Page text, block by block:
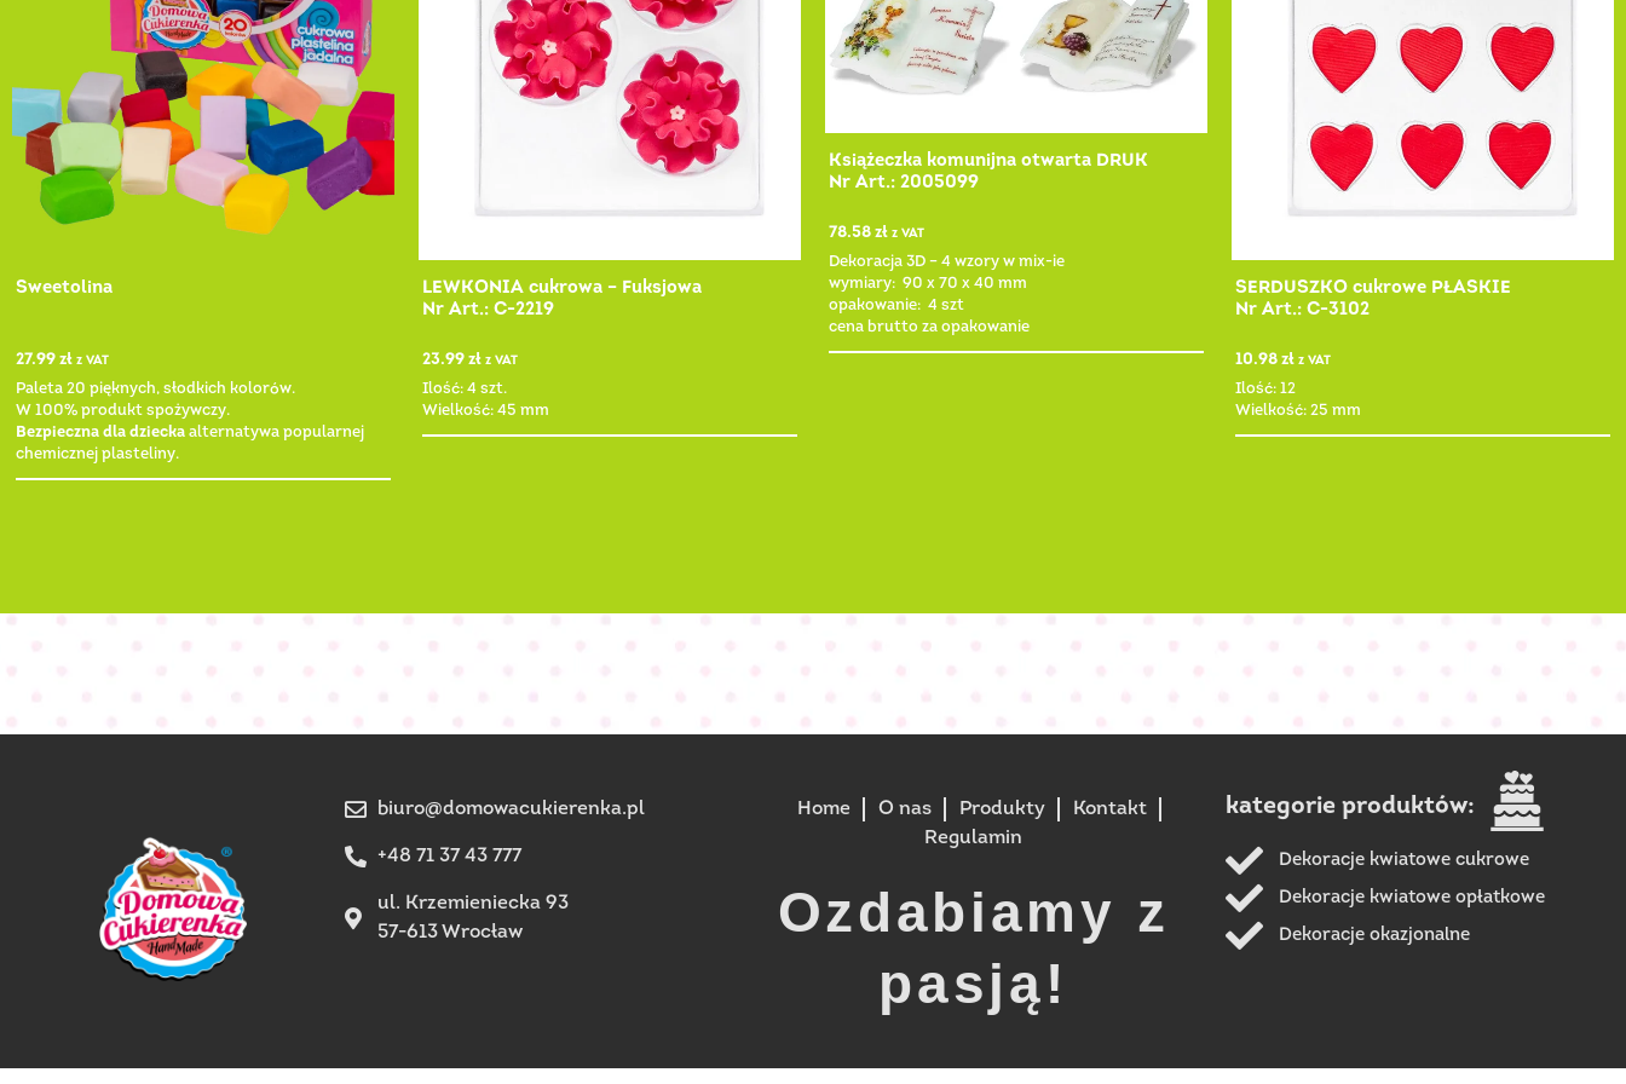
Sweetolina
27.99 zł z VAT
Paleta 20 pięknych, słodkich kolorów.
W 100% produkt spożywczy.
Bezpieczna dla dziecka alternatywa popularnej
chemicznej plasteliny.
LEWKONIA cukrowa – Fuksjowa
Nr Art.: C-2219
23.99 zł z VAT
Ilość: 4 szt.
Wielkość: 45 mm
Książeczka komunijna otwarta DRUK
Nr Art.: 2005099
78.58 zł z VAT
Dekoracja 3D – 4 wzory w mix-ie
wymiary: 90 x 70 x 40 mm
opakowanie: 4 szt
cena brutto za opakowanie
SERDUSZKO cukrowe PŁASKIE
Nr Art.: C-3102
10.98 zł z VAT
Ilość: 12
Wielkość: 25 mm
biuro@domowacukierenka.pl
+48 71 37 43 777
ul. Krzemieniecka 93
57-613 Wrocław
Home O nas Produkty
Kontakt
Regulamin
Ozdabiamy z
pasją!
kategorie produktów:
Dekoracje kwiatowe cukrowe
Dekoracje kwiatowe opłatkowe
Dekoracje okazjonalne